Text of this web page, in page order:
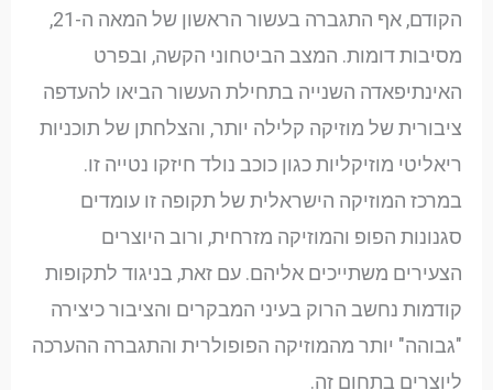
הקודם, אף התגברה בעשור הראשון של המאה ה-21,
מסיבות דומות. המצב הביטחוני הקשה, ובפרט
האינתיפאדה השנייה בתחילת העשור הביאו להעדפה
ציבורית של מוזיקה קלילה יותר, והצלחתן של תוכניות
ריאליטי מוזיקליות כגון כוכב נולד חיזקו נטייה זו.
במרכז המוזיקה הישראלית של תקופה זו עומדים
סגנונות הפופ והמוזיקה מזרחית, ורוב היוצרים
הצעירים משתייכים אליהם. עם זאת, בניגוד לתקופות
קודמות נחשב הרוק בעיני המבקרים והציבור כיצירה
"גבוהה" יותר מהמוזיקה הפופולרית והתגברה ההערכה
ליוצרים בתחום זה.